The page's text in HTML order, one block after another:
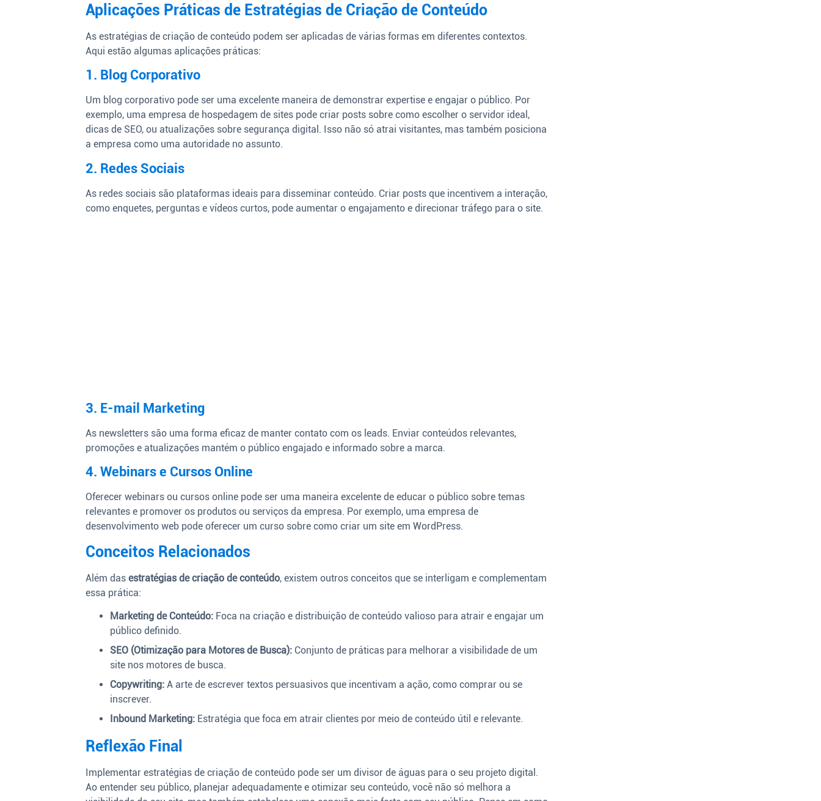
Aplicações Práticas de Estratégias de Criação de Conteúdo
As estratégias de criação de conteúdo podem ser aplicadas de várias formas em diferentes contextos.
Aqui estão algumas aplicações práticas:
1. Blog Corporativo
Um blog corporativo pode ser uma excelente maneira de demonstrar expertise e engajar o público. Por
exemplo, uma empresa de hospedagem de sites pode criar posts sobre como escolher o servidor ideal,
dicas de SEO, ou atualizações sobre segurança digital. Isso não só atrai visitantes, mas também posiciona
a empresa como uma autoridade no assunto.
2. Redes Sociais
As redes sociais são plataformas ideais para disseminar conteúdo. Criar posts que incentivem a interação,
como enquetes, perguntas e vídeos curtos, pode aumentar o engajamento e direcionar tráfego para o site.
3. E-mail Marketing
As newsletters são uma forma eficaz de manter contato com os leads. Enviar conteúdos relevantes,
promoções e atualizações mantém o público engajado e informado sobre a marca.
4. Webinars e Cursos Online
Oferecer webinars ou cursos online pode ser uma maneira excelente de educar o público sobre temas
relevantes e promover os produtos ou serviços da empresa. Por exemplo, uma empresa de
desenvolvimento web pode oferecer um curso sobre como criar um site em WordPress.
Conceitos Relacionados
Além dasestratégias de criação de conteúdo, existem outros conceitos que se interligam e complementam
essa prática:
Marketing de Conteúdo: Foca na criação e distribuição de conteúdo valioso para atrair e engajar um
público definido.
SEO (Otimização para Motores de Busca): Conjunto de práticas para melhorar a visibilidade de um
site nos motores de busca.
Copywriting: A arte de escrever textos persuasivos que incentivam a ação, como comprar ou se
inscrever.
Inbound Marketing: Estratégia que foca em atrair clientes por meio de conteúdo útil e relevante.
Reflexão Final
Implementar estratégias de criação de conteúdo pode ser um divisor de águas para o seu projeto digital.
Ao entender seu público, planejar adequadamente e otimizar seu conteúdo, você não só melhora a